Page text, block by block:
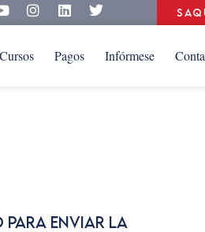
Cursos Pagos Infórmese
PARA ENVIAR LA